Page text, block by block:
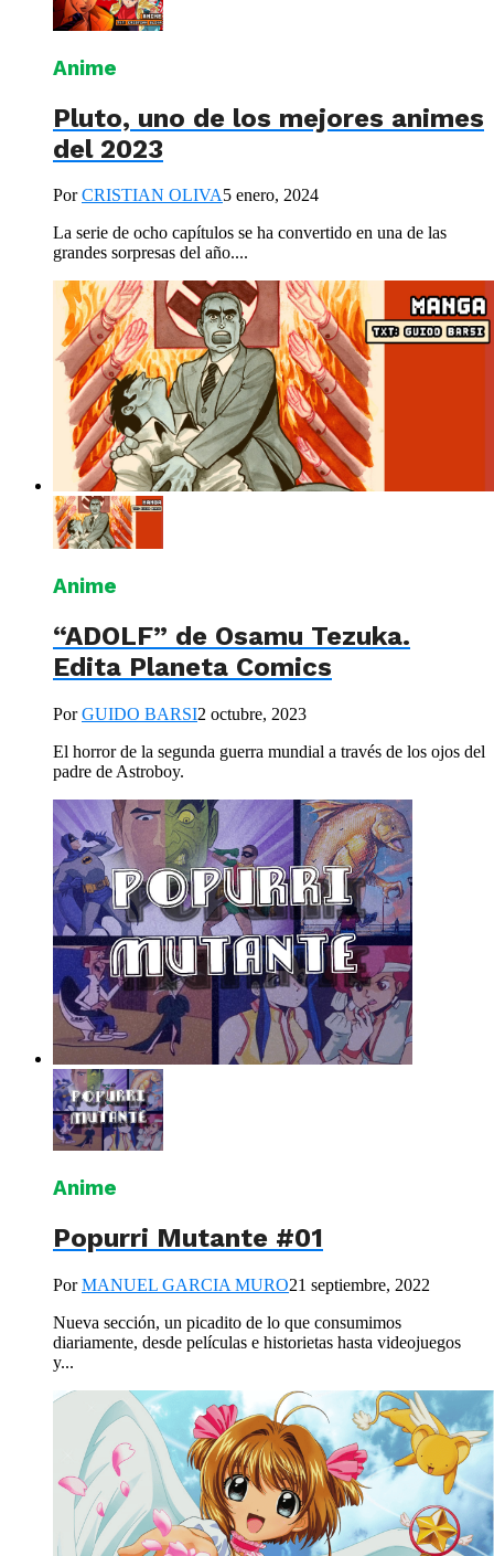
Anime
Pluto, uno de los mejores animes
del 2023
PorCRISTIAN OLIVA5 enero, 2024
La serie de ocho capítulos se ha convertido en una de las
grandes sorpresas del año....
Anime
“ADOLF” de Osamu Tezuka.
Edita Planeta Comics
PorGUIDO BARSI2 octubre, 2023
El horror de la segunda guerra mundial a través de los ojos del
padre de Astroboy.
Anime
Popurri Mutante #01
PorMANUEL GARCIA MURO21 septiembre, 2022
Nueva sección, un picadito de lo que consumimos
diariamente, desde películas e historietas hasta videojuegos
y...